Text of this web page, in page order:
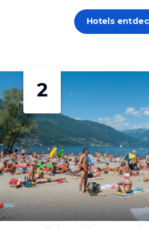
Hotels
2